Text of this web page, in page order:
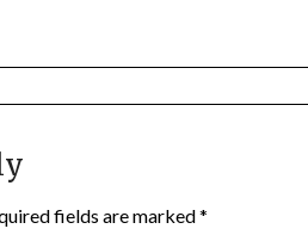
fields are marked*